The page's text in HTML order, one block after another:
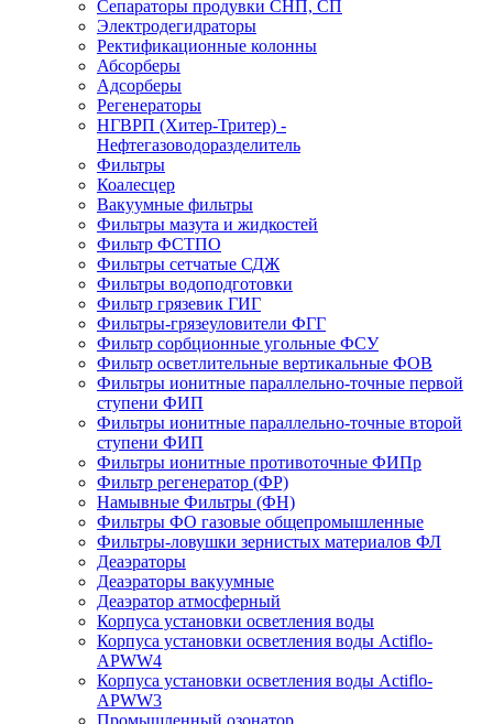
Сепараторы продувки СНП, СП
Электродегидраторы
Ректификационные колонны
Абсорберы
Адсорберы
Регенераторы
НГВРП (Хитер-Тритер) -
Нефтегазоводоразделитель
Фильтры
Коалесцер
Вакуумные фильтры
Фильтры мазута и жидкостей
Фильтр ФСТПО
Фильтры сетчатые СДЖ
Фильтры водоподготовки
Фильтр грязевик ГИГ
Фильтры-грязеуловители ФГГ
Фильтр сорбционные угольные ФСУ
Фильтр осветлительные вертикальные ФОВ
Фильтры ионитные параллельно-точные первой
ступени ФИП
Фильтры ионитные параллельно-точные второй
ступени ФИП
Фильтры ионитные противоточные ФИПр
Фильтр регенератор (ФР)
Намывные Фильтры (ФН)
Фильтры ФО газовые общепромышленные
Фильтры-ловушки зернистых материалов ФЛ
Деаэраторы
Деаэраторы вакуумные
Деаэратор атмосферный
Корпуса установки осветления воды
Корпуса установки осветления воды Actiflo-
APWW4
Корпуса установки осветления воды Actiflo-
APWW3
Промышленный озонатор